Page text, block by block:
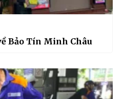
Bảo Tín Minh Châu